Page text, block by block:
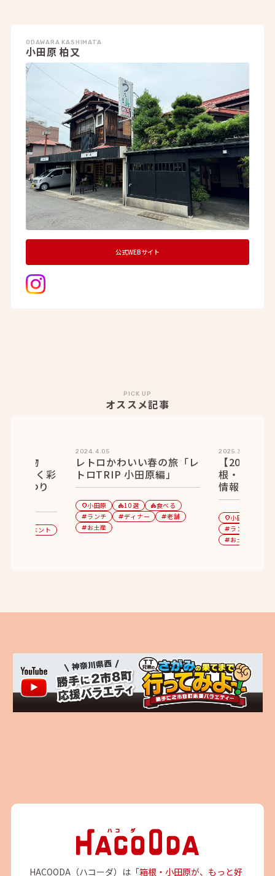
ODAWARA KASHIMATA
小田原 柏又
公式WEBサイト
PICK UP
オススメ記事
の風物
を美しく彩
夏まつり
イベント
2024.4.05
レトロかわいい春の旅「レ
トロTRIP 小田原編」
location_on小田原 category10選 category食べる
tagランチ tagディナー tag老舗
tagお土産
2025.3.10
【2025年
根・小田原
情報
location_on小田原
tagランチ
tagお土産
HACOODA（ハコーダ）は「箱根・小田原が、もっと好